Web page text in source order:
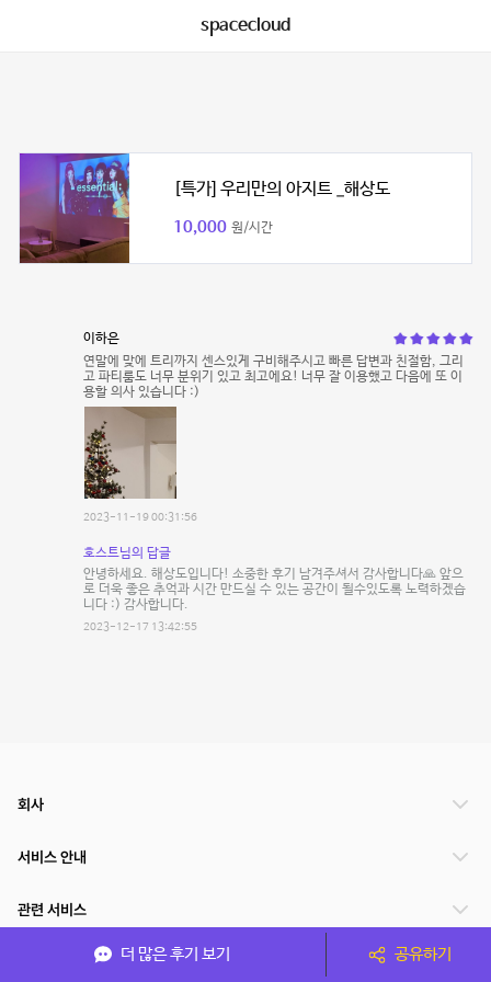
spacecloud
[특가] 우리만의 아지트 _해상도
10,000 원/시간
이하은
연말에 맞에 트리까지 센스있게 구비해주시고 빠른 답변과 친절함, 그리
고 파티룸도 너무 분위기 있고 최고에요! 너무 잘 이용했고 다음에 또 이
용할 의사 있습니다 :)
2023-11-19 00:31:56
호스트님의 답글
안녕하세요. 해상도입니다! 소중한 후기 남겨주셔서 감사합니다🙏 앞으
로 더욱 좋은 추억과 시간 만드실 수 있는 공간이 될수있도록 노력하겠습
니다 :) 감사합니다.
2023-12-17 13:42:55
더 많은 후기 보기 공유하기
회사
서비스 안내
관련 서비스